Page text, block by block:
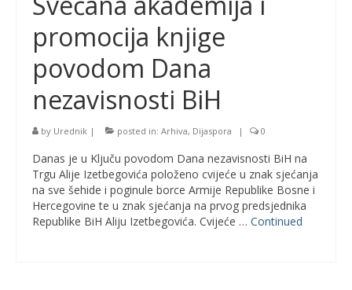
promocija knjige
povodom Dana
nezavisnosti BiH
by Urednik | posted in: Arhiva, Dijaspora | 0
Danas je u Ključu povodom Dana nezavisnosti BiH na
Trgu Alije Izetbegovića položeno cvijeće u znak sjećanja
na sve šehide i poginule borce Armije Republike Bosne i
Hercegovine te u znak sjećanja na prvog predsjednika
Republike BiH Aliju Izetbegovića. Cvijeće … Continued